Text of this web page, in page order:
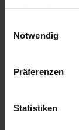
Notwendig
Präferenzen
Statistiken
Praxisteam